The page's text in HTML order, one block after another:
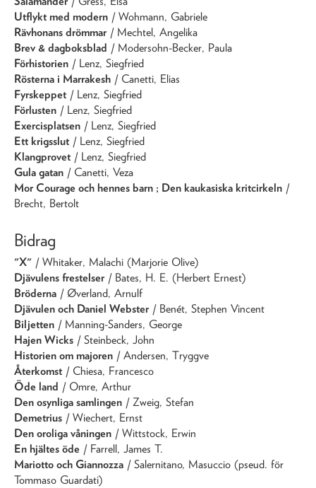
Utflykt med modern / Wohmann, Gabriele
Rävhonans drömmar / Mechtel, Angelika
Brev & dagboksblad / Modersohn-Becker, Paula
Förhistorien / Lenz, Siegfried
Rösterna i Marrakesh / Canetti, Elias
Fyrskeppet / Lenz, Siegfried
Förlusten / Lenz, Siegfried
Exercisplatsen / Lenz, Siegfried
Ett krigsslut / Lenz, Siegfried
Klangprovet / Lenz, Siegfried
Gula gatan / Canetti, Veza
Mor Courage och hennes barn ; Den kaukasiska kritcirkeln /
Brecht, Bertolt
Bidrag
"X" / Whitaker, Malachi (Marjorie Olive)
Djävulens frestelser / Bates, H. E. (Herbert Ernest)
Bröderna / Øverland, Arnulf
Djävulen och Daniel Webster / Benét, Stephen Vincent
Biljetten / Manning-Sanders, George
Hajen Wicks / Steinbeck, John
Historien om majoren / Andersen, Tryggve
Återkomst / Chiesa, Francesco
Öde land / Omre, Arthur
Den osynliga samlingen / Zweig, Stefan
Demetrius / Wiechert, Ernst
Den oroliga våningen / Wittstock, Erwin
En hjältes öde / Farrell, James T.
Mariotto och Giannozza / Salernitano, Masuccio (pseud. för
Tommaso Guardati)